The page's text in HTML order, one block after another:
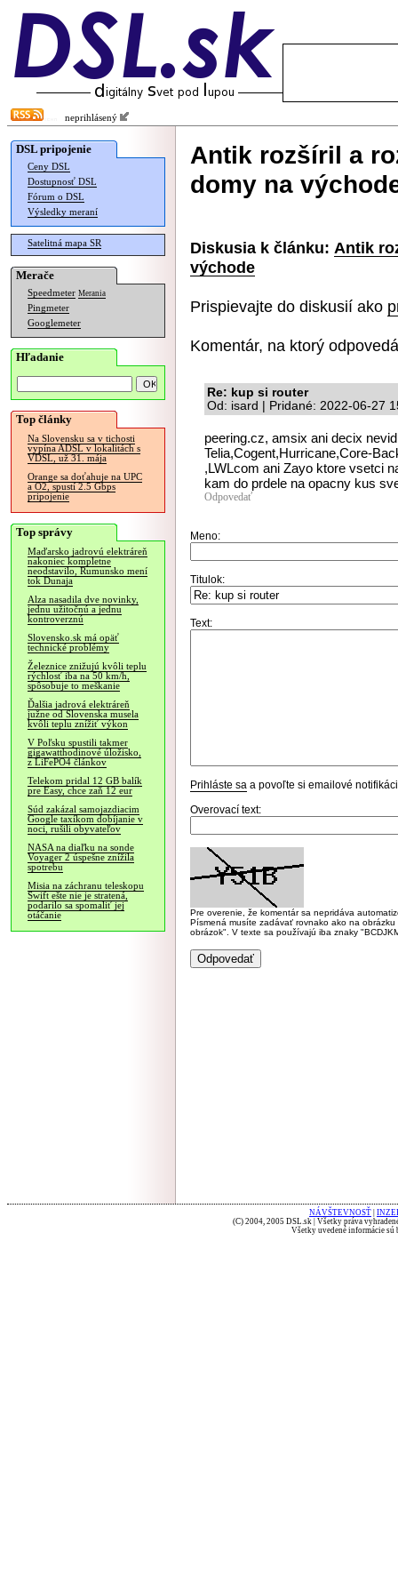
neprihlásený
DSL pripojenie
Ceny DSL
Dostupnosť DSL
Fórum o DSL
Výsledky meraní
Satelitná mapa SR
Merače
Speedmeter Merania
Pingmeter
Googlemeter
Hľadanie
Top články
Na Slovensku sa v tichosti
vypína ADSL v lokalitách s
VDSL, už 31. mája
Orange sa doťahuje na UPC
a O2, spustí 2.5 Gbps
pripojenie
Top správy
Maďarsko jadrovú elektráreň
nakoniec kompletne
neodstavilo, Rumunsko mení
tok Dunaja
Alza nasadila dve novinky,
jednu užitočnú a jednu
kontroverznú
Slovensko.sk má opäť
technické problémy
Železnice znižujú kvôli teplu
rýchlosť iba na 50 km/h,
spôsobuje to meškanie
Ďalšia jadrová elektráreň
južne od Slovenska musela
kvôli teplu znížiť výkon
V Poľsku spustili takmer
gigawatthodinové úložisko,
z LiFePO4 článkov
Telekom pridal 12 GB balík
pre Easy, chce zaň 12 eur
Súd zakázal samojazdiacim
Google taxíkom dobíjanie v
noci, rušili obyvateľov
NASA na diaľku na sonde
Voyager 2 úspešne znížila
spotrebu
Misia na záchranu teleskopu
Swift ešte nie je stratená,
podarilo sa spomaliť jej
otáčanie
Antik rozšíril a
domy na
Diskusia k článku: Antik
východe
Prispievajte do diskusií ako
Komentár, na ktorý
Re: kup si router
Od: isard | Pridané: 2022-06-27
peering.cz, amsix ani decix
Telia,Cogent,Hurricane,Core-
,LWLcom ani Zayo ktore vsetci
kam do prdele na opacny kus
Odpovedať
Meno:
Titulok:
Text:
Prihláste sa a povoľte si emailové
Overovací text:
Pre overenie, že komentár sa nepridáva
Písmená musíte zadávať rovnako ako na
obrázok". V texte sa používajú iba znaky
NÁVŠTEVNOSŤ
(C) 2004, 2005 DSL.sk | Všetky práva
Všetky uvedené informácie sú